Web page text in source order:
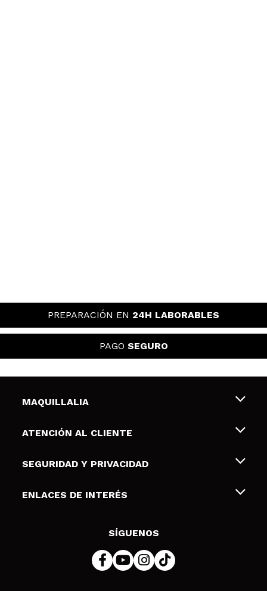
PREPARACIÓN EN 24H LABORABLES
PAGO SEGURO
MAQUILLALIA
Sobre nosotros
Tarjetas de Regalo
ATENCIÓN AL CLIENTE
Envíos y devoluciones
Formas de pago
SEGURIDAD Y PRIVACIDAD
Terminos y condiciones de uso
Política de cookies
ENLACES DE INTERÉS
SÍGUENOS